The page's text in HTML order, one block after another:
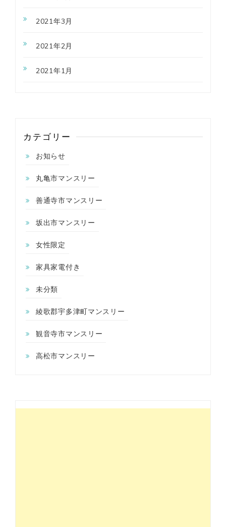
2021年3月
2021年2月
2021年1月
カテゴリー
お知らせ
丸亀市マンスリー
善通寺市マンスリー
坂出市マンスリー
女性限定
家具家電付き
未分類
綾歌郡宇多津町マンスリー
観音寺市マンスリー
高松市マンスリー